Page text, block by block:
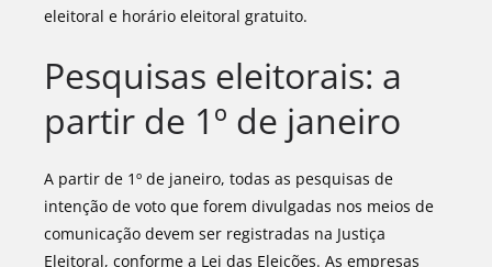
eleitoral e horário eleitoral gratuito.
Pesquisas eleitorais: a
partir de 1º de janeiro
A partir de 1º de janeiro, todas as pesquisas de
intenção de voto que forem divulgadas nos meios de
comunicação devem ser registradas na Justiça
Eleitoral, conforme a Lei das Eleições. As empresas